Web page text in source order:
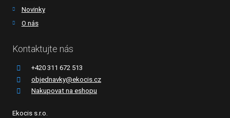
Novinky
O nás
Kontaktujte nás
+420 311 672 513
objednavky@ekocis.cz
Nakupovat na eshopu
Ekocis s.r.o.